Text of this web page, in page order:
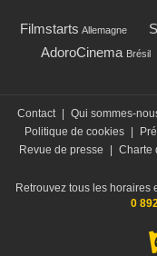
Filmstarts Allemagne
AdoroCinema Brésil
Contact Qui sommes-
Politique de cookies
Revue de presse
Charte
Retrouvez tous les horaires
0